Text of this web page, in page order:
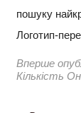
пошуку
Логотип-
Вперше
Кількість